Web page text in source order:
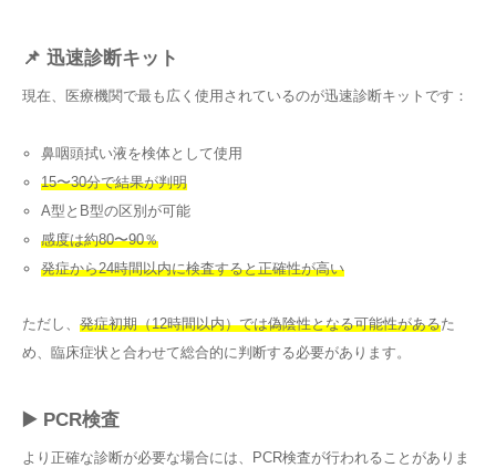
📌 迅速診断キット
現在、医療機関で最も広く使用されているのが迅速診断キットです：
鼻咽頭拭い液を検体として使用
15〜30分で結果が判明
A型とB型の区別が可能
感度は約80〜90％
発症から24時間以内に検査すると正確性が高い
ただし、 発症初期（12時間以内）では偽陰性となる可能性があるた
め、臨床症状と合わせて総合的に判断する必要があります。
▶️ PCR検査
より正確な診断が必要な場合には、PCR検査が行われることがありま